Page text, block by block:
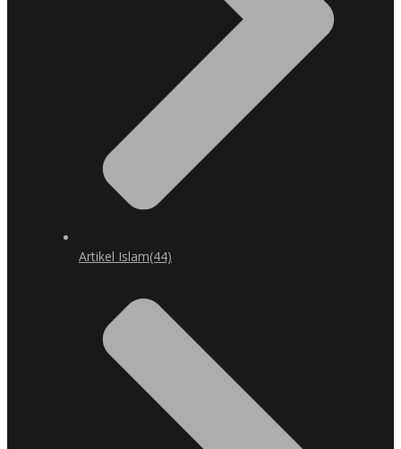
Artikel Islam(44)